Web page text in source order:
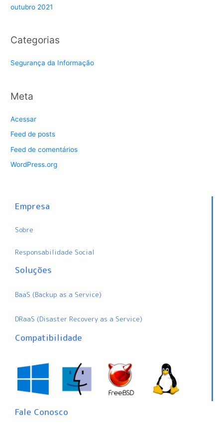
outubro 2021
Categorias
Segurança da Informação
Meta
Acessar
Feed de posts
Feed de comentários
WordPress.org
Empresa
Sobre
Responsabilidade Social
Soluções
BaaS (Backup as a Service)
DRaaS (Disaster Recovery as a Service)
Compatibilidade
Fale Conosco